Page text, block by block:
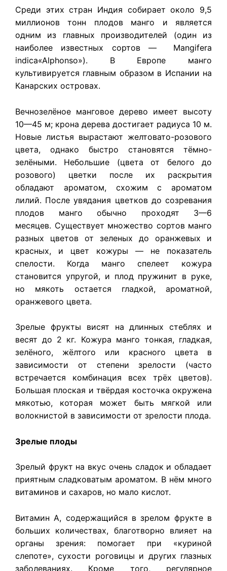
Среди этих стран Индия собирает около 9,5
миллионов тонн плодов манго и является
одним из главных производителей (один из
наиболее известных сортов — Mangifera
indica«Alphonso»). В Европе манго
культивируется главным образом в Испании на
Канарских островах.
Вечнозелёное манговое дерево имеет высоту
10—45 м; крона дерева достигает радиуса 10 м.
Новые листья вырастают желтовато-розового
цвета, однако быстро становятся тёмно-
зелёными. Небольшие (цвета от белого до
розового) цветки после их раскрытия
обладают ароматом, схожим с ароматом
лилий. После увядания цветков до созревания
плодов манго обычно проходят 3—6
месяцев. Существует множество сортов манго
разных цветов от зеленых до оранжевых и
красных, и цвет кожуры — не показатель
спелости. Когда манго спелеет кожура
становится упругой, и плод пружинит в руке,
но мякоть остается гладкой, ароматной,
оранжевого цвета.
Зрелые фрукты висят на длинных стеблях и
весят до 2 кг. Кожура манго тонкая, гладкая,
зелёного, жёлтого или красного цвета в
зависимости от степени зрелости (часто
встречается комбинация всех трёх цветов).
Большая плоская и твёрдая косточка окружена
мякотью, которая может быть мягкой или
волокнистой в зависимости от зрелости плода.
Зрелые плоды
Зрелый фрукт на вкус очень сладок и обладает
приятным сладковатым ароматом. В нём много
витаминов и сахаров, но мало кислот.
Витамин А, содержащийся в зрелом фрукте в
больших количествах, благотворно влияет на
органы зрения: помогает при «куриной
слепоте», сухости роговицы и других глазных
заболеваниях. Кроме того, регулярное